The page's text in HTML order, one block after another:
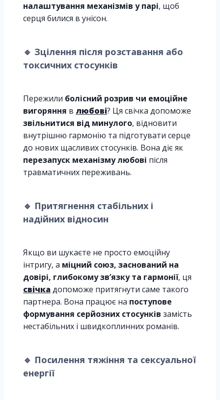
налаштування механізмів у парі, щоб
серця билися в унісон.
🔹 Зцілення після розставання або
токсичних стосунків
Пережили болісний розрив чи емоційне
вигоряння в любові? Ця свічка допоможе
звільнитися від минулого, відновити
внутрішню гармонію та підготувати серце
до нових щасливих стосунків. Вона діє як
перезапуск механізму любові після
травматичних переживань.
🔹 Притягнення стабільних і
надійних відносин
Якщо ви шукаєте не просто емоційну
інтригу, а міцний союз, заснований на
довірі, глибокому зв’язку та гармонії, ця
свічкадопоможе притягнути саме такого
партнера. Вона працює на поступове
формування серйозних стосунків замість
нестабільних і швидкоплинних романів.
🔹 Посилення тяжіння та сексуальної
енергії